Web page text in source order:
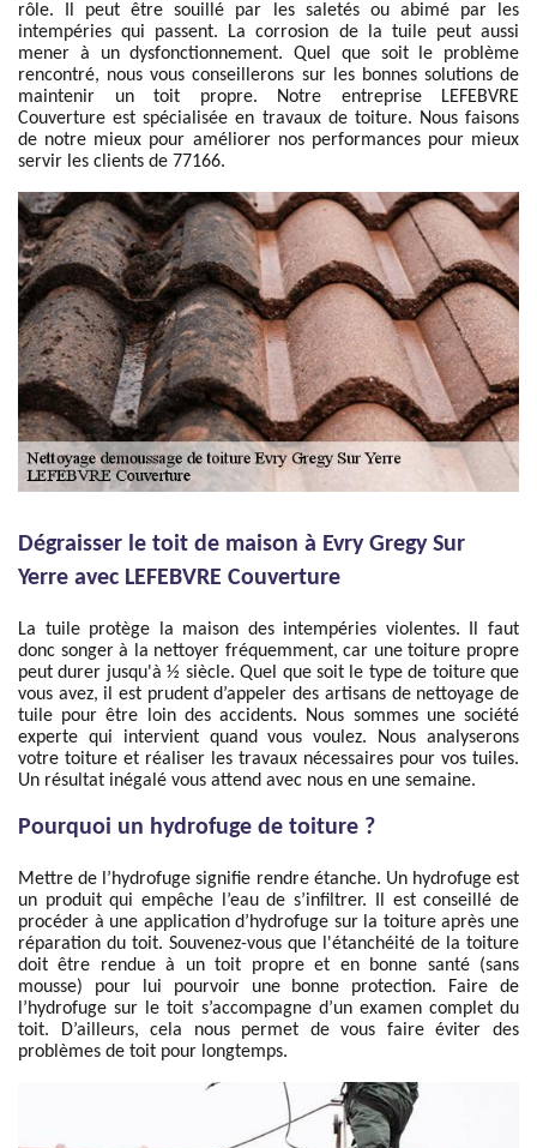
rôle. Il peut être souillé par les saletés ou abimé par les
intempéries qui passent. La corrosion de la tuile peut aussi
mener à un dysfonctionnement. Quel que soit le problème
rencontré, nous vous conseillerons sur les bonnes solutions de
maintenir un toit propre. Notre entreprise LEFEBVRE
Couverture est spécialisée en travaux de toiture. Nous faisons
de notre mieux pour améliorer nos performances pour mieux
servir les clients de 77166.
Dégraisser le toit de maison à Evry Gregy Sur
Yerre avec LEFEBVRE Couverture
La tuile protège la maison des intempéries violentes. Il faut
donc songer à la nettoyer fréquemment, car une toiture propre
peut durer jusqu'à ½ siècle. Quel que soit le type de toiture que
vous avez, il est prudent d’appeler des artisans de nettoyage de
tuile pour être loin des accidents. Nous sommes une société
experte qui intervient quand vous voulez. Nous analyserons
votre toiture et réaliser les travaux nécessaires pour vos tuiles.
Un résultat inégalé vous attend avec nous en une semaine.
Pourquoi un hydrofuge de toiture ?
Mettre de l’hydrofuge signifie rendre étanche. Un hydrofuge est
un produit qui empêche l’eau de s’infiltrer. Il est conseillé de
procéder à une application d’hydrofuge sur la toiture après une
réparation du toit. Souvenez-vous que l'étanchéité de la toiture
doit être rendue à un toit propre et en bonne santé (sans
mousse) pour lui pourvoir une bonne protection. Faire de
l’hydrofuge sur le toit s’accompagne d’un examen complet du
toit. D’ailleurs, cela nous permet de vous faire éviter des
problèmes de toit pour longtemps.